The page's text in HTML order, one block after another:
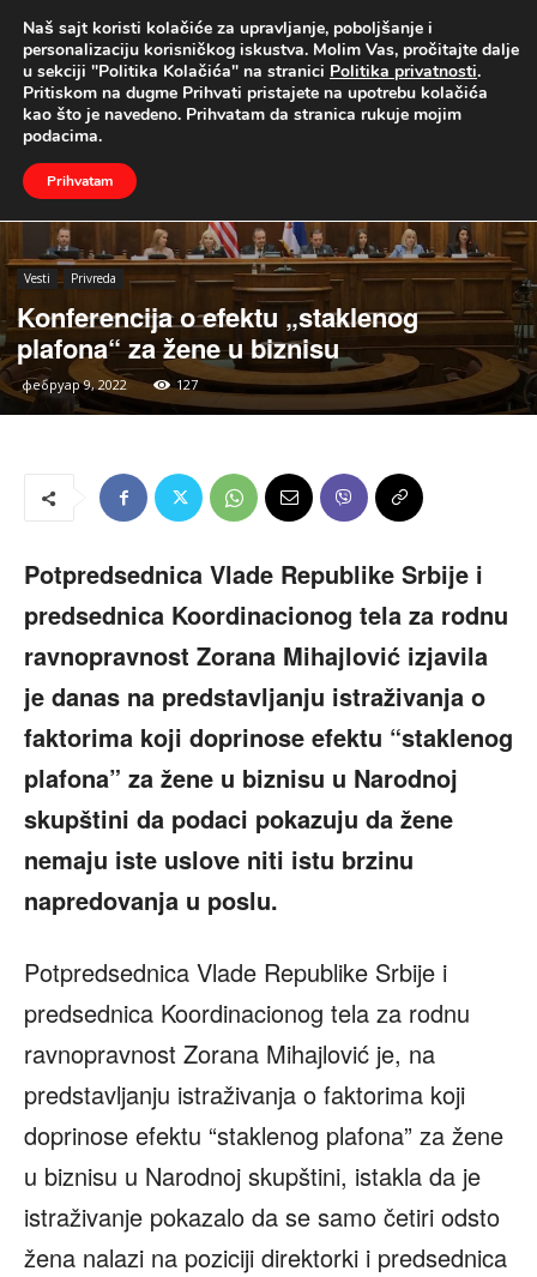
UŽIVO
Naslovna Vesti Privreda
Vesti Privreda
Konferencija o efektu „staklenog
plafona“ za žene u biznisu
фебруар 9, 2022 127
Potpredsednica Vlade Republike Srbije i
predsednica Koordinacionog tela za rodnu
ravnopravnost Zorana Mihajlović izjavila
je danas na predstavljanju istraživanja o
faktorima koji doprinose efektu “staklenog
plafona” za žene u biznisu u Narodnoj
skupštini da podaci pokazuju da žene
nemaju iste uslove niti istu brzinu
napredovanja u poslu.
Potpredsednica Vlade Republike Srbije i
predsednica Koordinacionog tela za rodnu
ravnopravnost Zorana Mihajlović je, na
predstavljanju istraživanja o faktorima koji
doprinose efektu “staklenog plafona” za žene
u biznisu u Narodnoj skupštini, istakla da je
istraživanje pokazalo da se samo četiri odsto
žena nalazi na poziciji direktorki i predsednica
Naš sajt koristi kolačiće za upravljanje, poboljšanje i
personalizaciju korisničkog iskustva. Molim Vas, pročitajte dalje
u sekciji "Politika Kolačića" na stranici Politika privatnosti.
Pritiskom na dugme Prihvati pristajete na upotrebu kolačića
kao što je navedeno. Prihvatam da stranica rukuje mojim
podacima.
Prihvatam